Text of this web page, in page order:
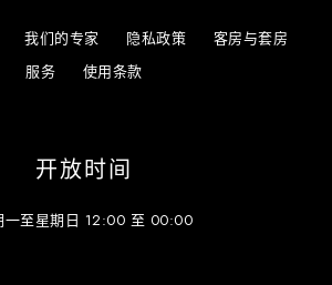
我们的专家 隐私政策
客房与套房
服务
使用条款
开放时间
一至星期日 12:00 至 00:00